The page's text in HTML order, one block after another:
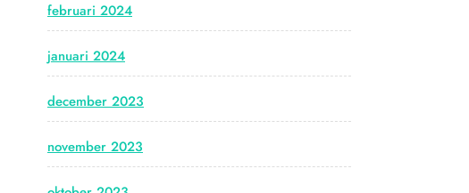
februari 2024
januari 2024
december 2023
november 2023